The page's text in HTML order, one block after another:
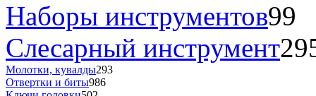
Наборы инструментов99
Слесарный инструмент
Молотки, кувалды293
Отвертки и биты986